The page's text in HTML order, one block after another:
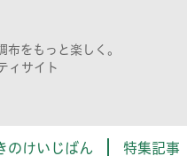
布をもっと楽しく。
ィサイト
のけいじばん 特集記事